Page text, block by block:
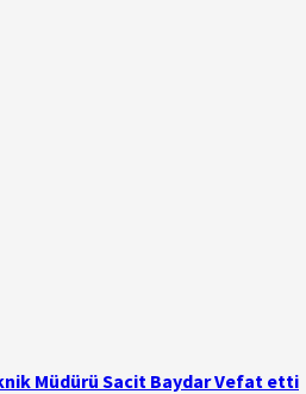
Müdürü Sacit Baydar Vefat etti